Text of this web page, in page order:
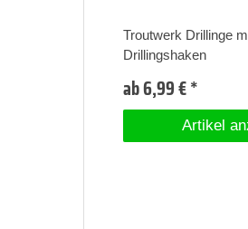
Troutwerk Drillinge
Drillingshaken
ab 6,99 € *
Artikel